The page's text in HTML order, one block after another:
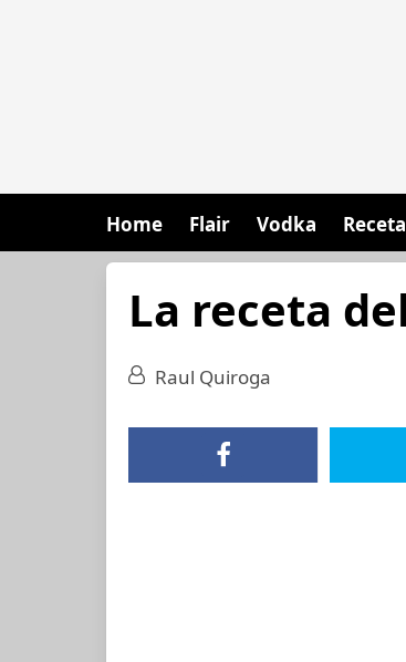
Home Flair Vodka
La receta
Raul Quiroga